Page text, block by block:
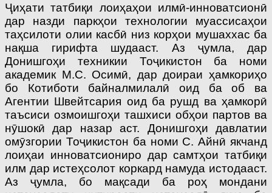
Ҷиҳати татбиқи лоиҳаҳои илмӣ-инноватсионӣ
дар назди паркҳои технологии муассисаҳои
таҳсилоти олии касбӣ низ корҳои мушаххас ба
нақша гирифта шудааст. Аз ҷумла, дар
Донишгоҳи техникии Тоҷикистон ба номи
академик М.С. Осимӣ, дар доираи ҳамкориҳо
бо Котиботи байналмилалӣ оид ба об ва
Агентии Швейтсария оид ба рушд ва ҳамкорӣ
таъсиси озмоишгоҳи ташхиси обҳои партов ва
нӯшокӣ дар назар аст. Донишгоҳи давлатии
омӯзгории Тоҷикистон ба номи С. Айнӣ якчанд
лоиҳаи инноватсиониро дар самтҳои татбиқи
илм дар истеҳсолот коркард намуда истодааст.
Аз ҷумла, бо мақсади ба роҳ мондани